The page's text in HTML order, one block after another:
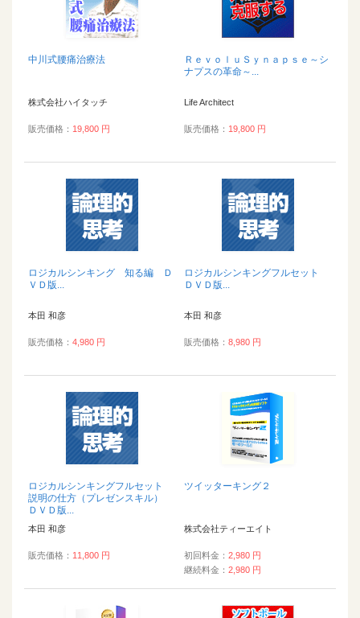
中川式腰痛治療法
株式会社ハイタッチ
販売価格： 19,800 円
ＲｅｖｏｌｕＳｙｎａｐｓｅ～シ
ナプスの革命～...
Life Architect
販売価格： 19,800 円
ロジカルシンキング 知る編 Ｄ
ＶＤ版...
本田 和彦
販売価格： 4,980 円
ロジカルシンキングフルセット
ＤＶＤ版...
本田 和彦
販売価格： 8,980 円
ロジカルシンキングフルセット
説明の仕方（プレゼンスキル）
ＤＶＤ版...
本田 和彦
販売価格： 11,800 円
ツイッターキング２
株式会社ティーエイト
初回料金： 2,980 円
継続料金： 2,980 円